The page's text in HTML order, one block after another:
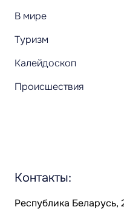
В мире
Туризм
Калейдоскоп
Происшествия
Контакты:
Республика Беларусь,